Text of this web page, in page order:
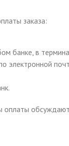
заказа:
банке, в
электронной